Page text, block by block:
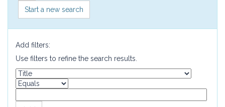
Start a new search
Add filters:
Use filters to refine the search results.